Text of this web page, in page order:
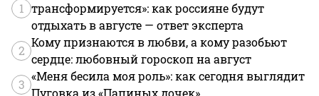
1 трансформируется»: как россияне будут
отдыхать в августе — ответ эксперта
2
Кому признаются в любви, а кому разобьют
сердце: любовный гороскоп на август
3
«Меня бесила моя роль»: как сегодня выглядит
Пуговка из «Папиных дочек»